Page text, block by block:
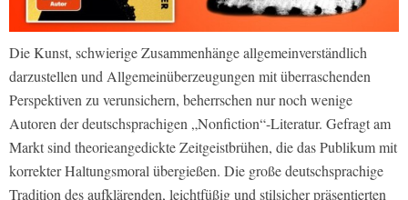
Die Kunst, schwierige Zusammenhänge allgemeinverständlich
darzustellen und Allgemeinüberzeugungen mit überraschenden
Perspektiven zu verunsichern, beherrschen nur noch wenige
Autoren der deutschsprachigen „Nonfiction“-Literatur. Gefragt am
Markt sind theorieangedickte Zeitgeistbrühen, die das Publikum mit
korrekter Haltungsmoral übergießen. Die große deutschsprachige
Tradition des aufklärenden, leichtfüßig und stilsicher präsentierten